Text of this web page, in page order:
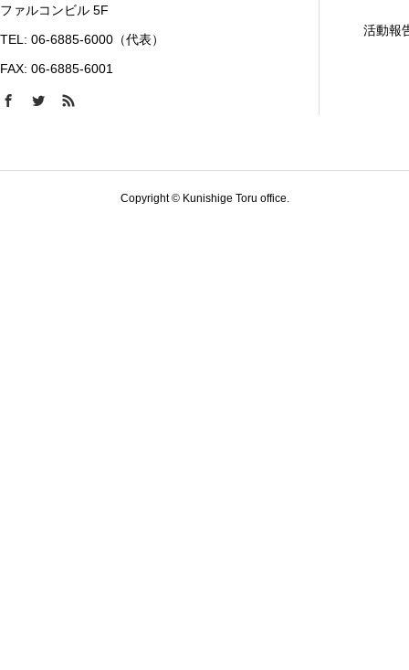
ファルコンビル 5F
TEL: 06-6885-6000（代表）
FAX: 06-6885-6001
活動報
Copyright © Kunishige Toru office.